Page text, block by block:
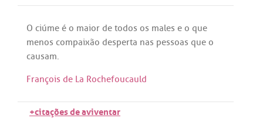
O ciúme é o maior de todos os males e o que
menos compaixão desperta nas pessoas que o
causam.
François de La Rochefoucauld
+citações de aviventar